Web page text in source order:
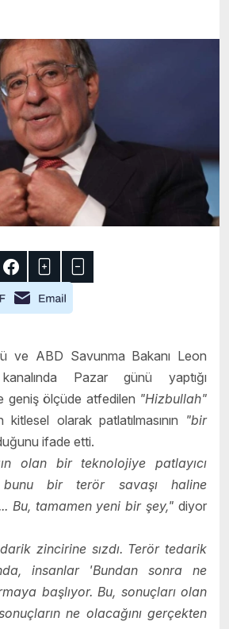
ve ABD Savunma Bakanı Leon
Pazar günü yaptığı
geniş ölçüde atfedilen "Hizbullah"
kitlesel olarak patlatılmasının "bir
ifade etti.
olan bir teknolojiye patlayıcı
bir terör savaşı haline
Bu, tamamen yeni bir şey," diyor
zincirine sızdı. Terör tedarik
insanlar 'Bundan sonra ne
başlıyor. Bu, sonuçları olan
ne olacağını gerçekten